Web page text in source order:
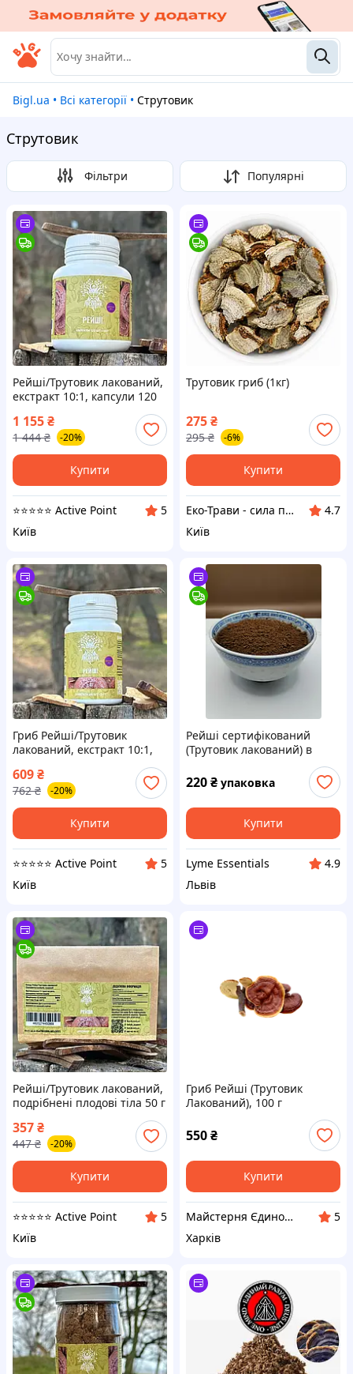
Bigl.ua • Всі категорії • Струтовик
Струтовик
Фільтри Популярні
Рейші/Трутовик лакований,
екстракт 10:1, капсули 120
1 155₴
1 444 ₴ -20%
Купити
⭐️⭐️⭐️⭐️⭐️ Active Point
5
Київ
Трутовик гриб (1кг)
275₴
295 ₴ -6%
Купити
Еко-Трави - сила природи для Вашого здоров'я!
4.7
Київ
Гриб Рейші/Трутовик
лакований, екстракт 10:1,
609₴
762 ₴ -20%
Купити
⭐️⭐️⭐️⭐️⭐️ Active Point
5
Київ
Рейші сертифікований
(Трутовик лакований) в
220₴ упаковка
Купити
Lyme Essentials
4.9
Львів
Рейші/Трутовик лакований,
подрібнені плодові тіла 50 г
357₴
447 ₴ -20%
Купити
⭐️⭐️⭐️⭐️⭐️ Active Point
5
Київ
Гриб Рейші (Трутовик
Лакований), 100 г
550₴
Купити
Майстерня Єдиного Розуму
5
Харків